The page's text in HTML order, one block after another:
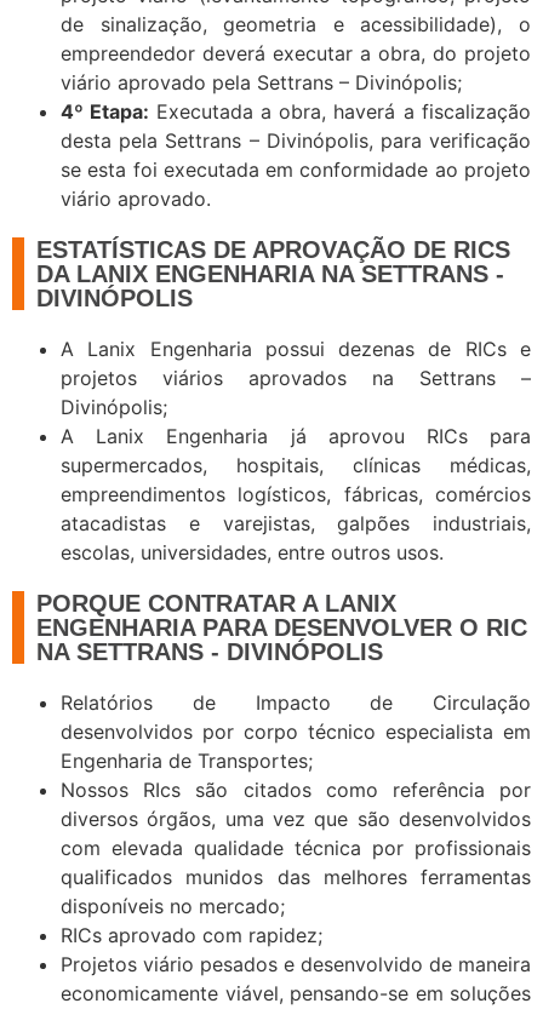
de sinalização, geometria e acessibilidade), o
empreendedor deverá executar a obra, do projeto
viário aprovado pela Settrans – Divinópolis;
4º Etapa: Executada a obra, haverá a fiscalização
desta pela Settrans – Divinópolis, para verificação
se esta foi executada em conformidade ao projeto
viário aprovado.
ESTATÍSTICAS DE APROVAÇÃO DE RICS
DA LANIX ENGENHARIA NA SETTRANS -
DIVINÓPOLIS
A Lanix Engenharia possui dezenas de RICs e
projetos viários aprovados na Settrans –
Divinópolis;
A Lanix Engenharia já aprovou RICs para
supermercados, hospitais, clínicas médicas,
empreendimentos logísticos, fábricas, comércios
atacadistas e varejistas, galpões industriais,
escolas, universidades, entre outros usos.
PORQUE CONTRATAR A LANIX
ENGENHARIA PARA DESENVOLVER O RIC
NA SETTRANS - DIVINÓPOLIS
Relatórios de Impacto de Circulação
desenvolvidos por corpo técnico especialista em
Engenharia de Transportes;
Nossos RIcs são citados como referência por
diversos órgãos, uma vez que são desenvolvidos
com elevada qualidade técnica por profissionais
qualificados munidos das melhores ferramentas
disponíveis no mercado;
RICs aprovado com rapidez;
Projetos viário pesados e desenvolvido de maneira
economicamente viável, pensando-se em soluções